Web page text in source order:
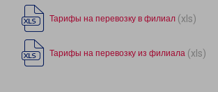
Тарифы на перевозку в филиал (xls)
Тарифы на перевозку из филиала (xls)